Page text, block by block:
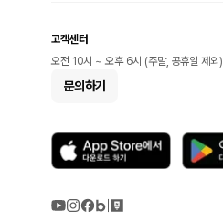
고객센터
오전 10시 ~ 오후 6시 (주말, 공휴일 제외)
문의하기